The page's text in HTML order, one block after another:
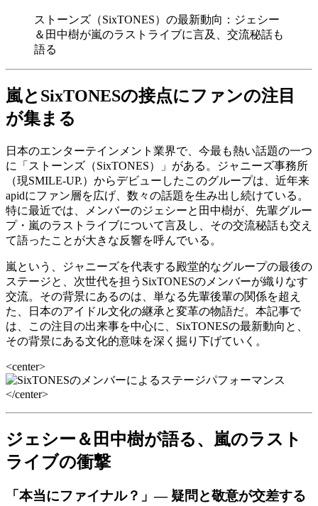
ストーンズ（SixTONES）の最新動向：ジェシー
＆田中樹が嵐のラストライブに言及、交流秘話も
語る
嵐とSixTONESの接点にファンの注目
が集まる
日本のエンターテインメント業界で、今最も熱い話題の一つ
に「ストーンズ（SixTONES）」がある。ジャニーズ事務所
（現SMILE-UP.）からデビューしたこのグループは、近年来
apidにファン層を広げ、数々の話題を生み出し続けている。
特に最近では、メンバーのジェシーと田中樹が、先輩グルー
プ・嵐のラストライブについて言及し、その交流秘話も交え
て語ったことが大きな反響を呼んでいる。
嵐という、ジャニーズを代表する殿堂的なグループの最後の
ステージと、次世代を担うSixTONESのメンバーが織りなす
交流。その背景にあるのは、単なる先輩後輩の関係を超え
た、日本のアイドル文化の継承と変革の物語だ。本記事で
は、この注目の出来事を中心に、SixTONESの最新動向と、
その背景にある文化的意味を深く掘り下げていく。
<center>
</center>
ジェシー＆田中樹が語る、嵐のラスト
ライブの衝撃
「本当にファイナル？」— 疑問と敬意が交差する